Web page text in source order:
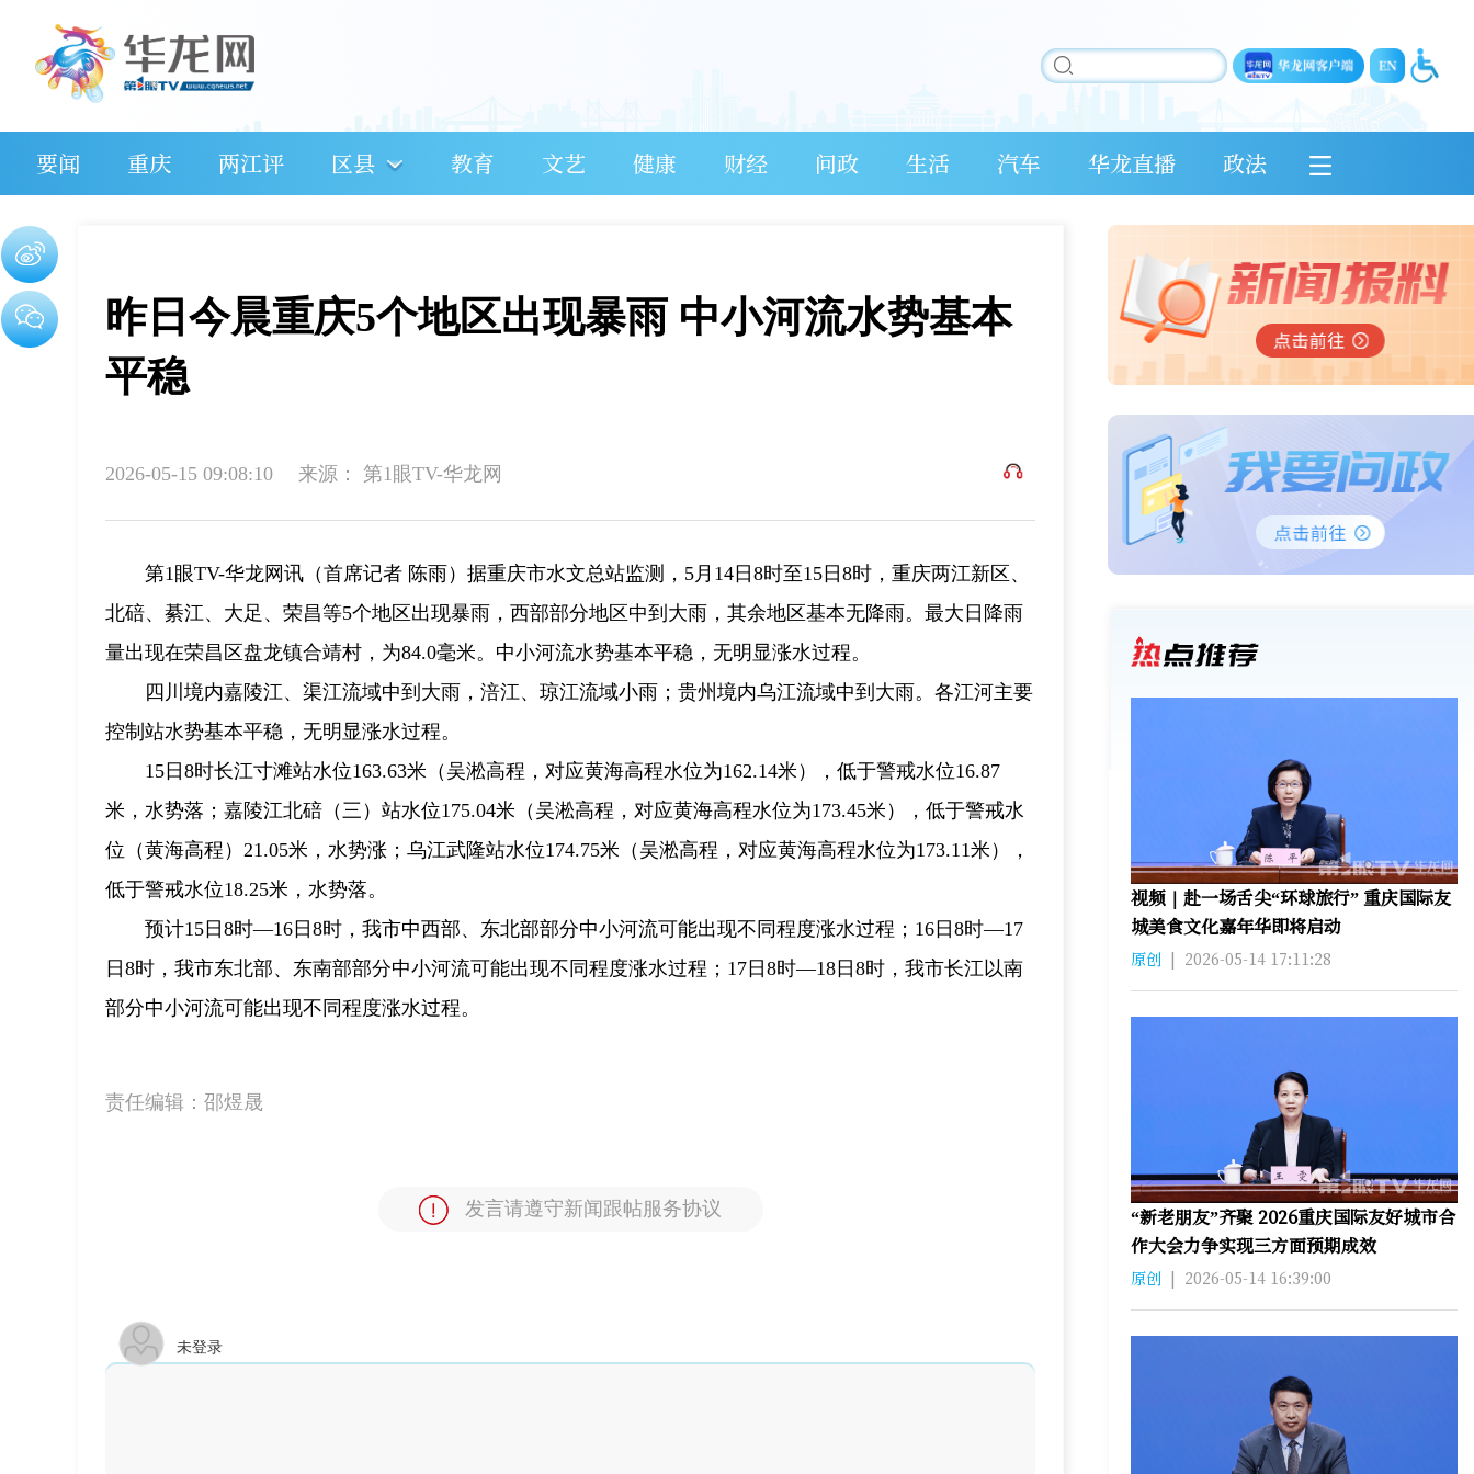
要闻 重庆 两江评 区县 教育 文艺 健康 财经 问政 生活 汽车 华龙直播 政法
昨日今晨重庆5个地区出现暴雨 中小河流水势基本
平稳
2026-05-15 09:08:10 来源： 第1眼TV-华龙网
第1眼TV-华龙网讯（首席记者 陈雨）据重庆市水文总站监测，5月14日8时至15日8时，重庆两江新区、
北碚、綦江、大足、荣昌等5个地区出现暴雨，西部部分地区中到大雨，其余地区基本无降雨。最大日降雨
量出现在荣昌区盘龙镇合靖村，为84.0毫米。中小河流水势基本平稳，无明显涨水过程。
四川境内嘉陵江、渠江流域中到大雨，涪江、琼江流域小雨；贵州境内乌江流域中到大雨。各江河主要
控制站水势基本平稳，无明显涨水过程。
15日8时长江寸滩站水位163.63米（吴淞高程，对应黄海高程水位为162.14米），低于警戒水位16.87
米，水势落；嘉陵江北碚（三）站水位175.04米（吴淞高程，对应黄海高程水位为173.45米），低于警戒水
位（黄海高程）21.05米，水势涨；乌江武隆站水位174.75米（吴淞高程，对应黄海高程水位为173.11米），
低于警戒水位18.25米，水势落。
预计15日8时—16日8时，我市中西部、东北部部分中小河流可能出现不同程度涨水过程；16日8时—17
日8时，我市东北部、东南部部分中小河流可能出现不同程度涨水过程；17日8时—18日8时，我市长江以南
部分中小河流可能出现不同程度涨水过程。
责任编辑： 邵煜晟
发言请遵守新闻跟帖服务协议
未登录
视频｜赴一场舌尖“环球旅行” 重庆国际友
城美食文化嘉年华即将启动
原创 | 2026-05-14 17:11:28
“新老朋友”齐聚 2026重庆国际友好城市合
作大会力争实现三方面预期成效
原创 | 2026-05-14 16:39:00